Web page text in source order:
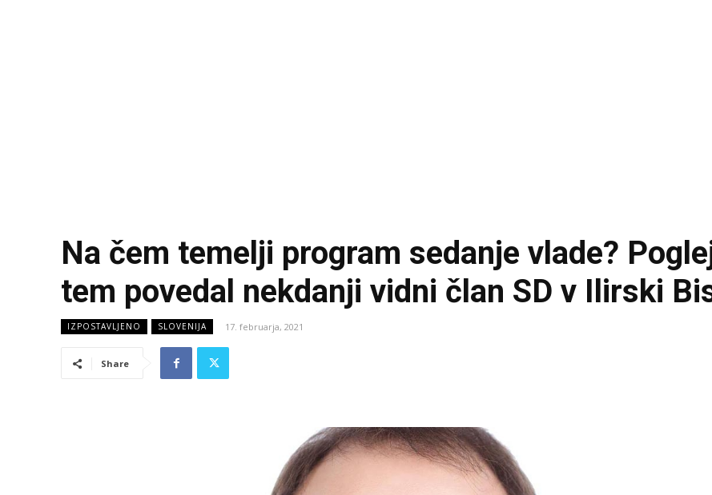
Na čem temelji program sedanje vlade?
tem povedal nekdanji vidni član SD v Ilirski
IZPOSTAVLJENO SLOVENIJA 17. februarja, 2021
Share